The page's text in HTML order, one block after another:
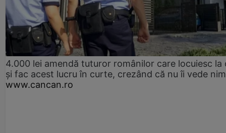
4.000 lei amendă tuturor românilor care locuiesc la
și fac acest lucru în curte, crezând că nu îi vede
www.cancan.ro